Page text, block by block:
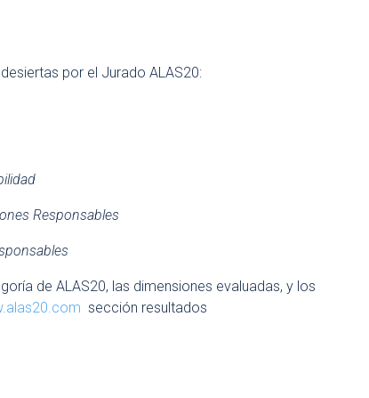
por el Jurado ALAS20:
Responsables
de ALAS20, las dimensiones evaluadas, y los
sección resultados